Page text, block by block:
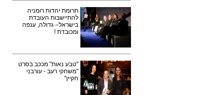
תרומת יהדות רומניה
להתיישבות העובדת
בישראל– גדולה, ענפה
ומכובדת !
"טבע נאות" מככב בסרט
"משחקי רעב - עורבני
חקיין"